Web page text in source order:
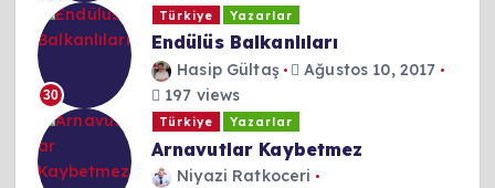
30
Türkiye Yazarlar
Endülüs Balkanlıları
Hasip Gültaş
Ağustos 10, 2017
197 views
Türkiye Yazarlar
Arnavutlar Kaybetmez
Niyazi Ratkoceri